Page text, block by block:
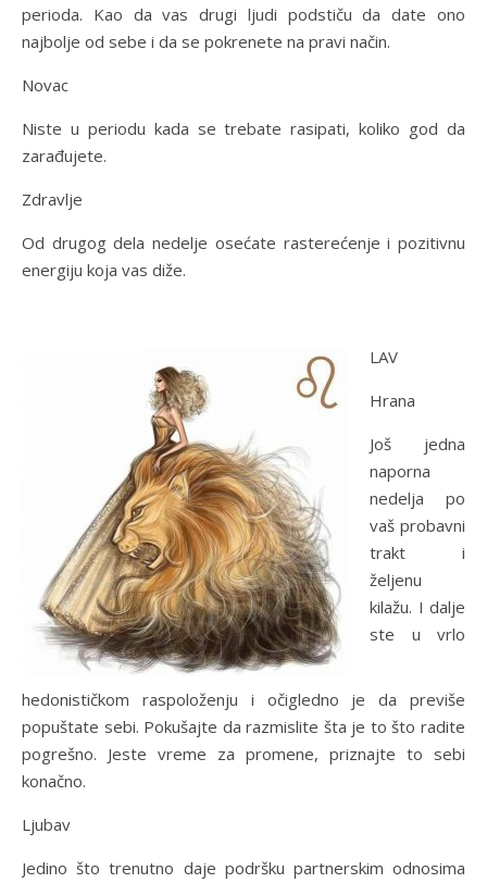
perioda. Kao da vas drugi ljudi podstiču da date ono
najbolje od sebe i da se pokrenete na pravi način.
Novac
Niste u periodu kada se trebate rasipati, koliko god da
zarađujete.
Zdravlje
Od drugog dela nedelje osećate rasterećenje i pozitivnu
energiju koja vas diže.
LAV
Hrana
Još jedna
naporna
nedelja po
vaš probavni
trakt i
željenu
kilažu. I dalje
ste u vrlo
hedonističkom raspoloženju i očigledno je da previše
popuštate sebi. Pokušajte da razmislite šta je to što radite
pogrešno. Jeste vreme za promene, priznajte to sebi
konačno.
Ljubav
Jedino što trenutno daje podršku partnerskim odnosima